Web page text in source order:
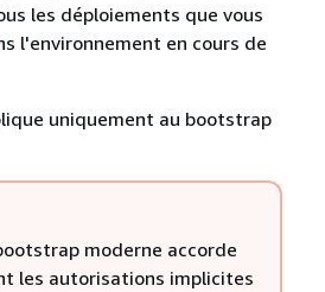
les déploiements que vous
l'environnement en cours de
uniquement au bootstrap
moderne accorde
les autorisations implicites